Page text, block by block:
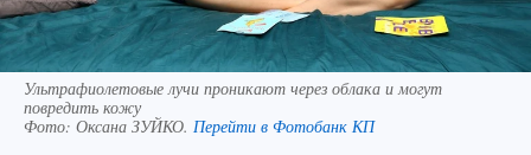
Ультрафиолетовые лучи проникают через облака и могут
повредить кожу
Фото: Оксана ЗУЙКО. Перейти в Фотобанк КП